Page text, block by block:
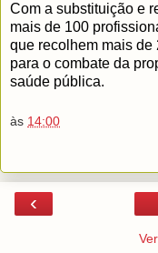
Com a substituição e
mais de 100
que recolhem mais
para o combate da
saúde pública.
às 14:00
‹